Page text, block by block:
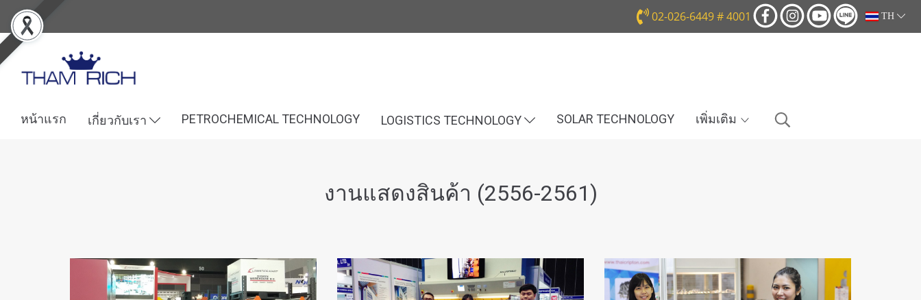
02-026-6449 # 4001 TH
หน้าแรก เกี่ยวกับเรา PETROCHEMICAL TECHNOLOGY LOGISTICS TECHNOLOGY SOLAR TECHNOLOGY เพิ่มเติม
งานแสดงสินค้า (2556-2561)